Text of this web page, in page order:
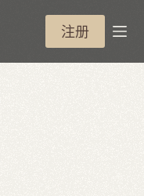
注册